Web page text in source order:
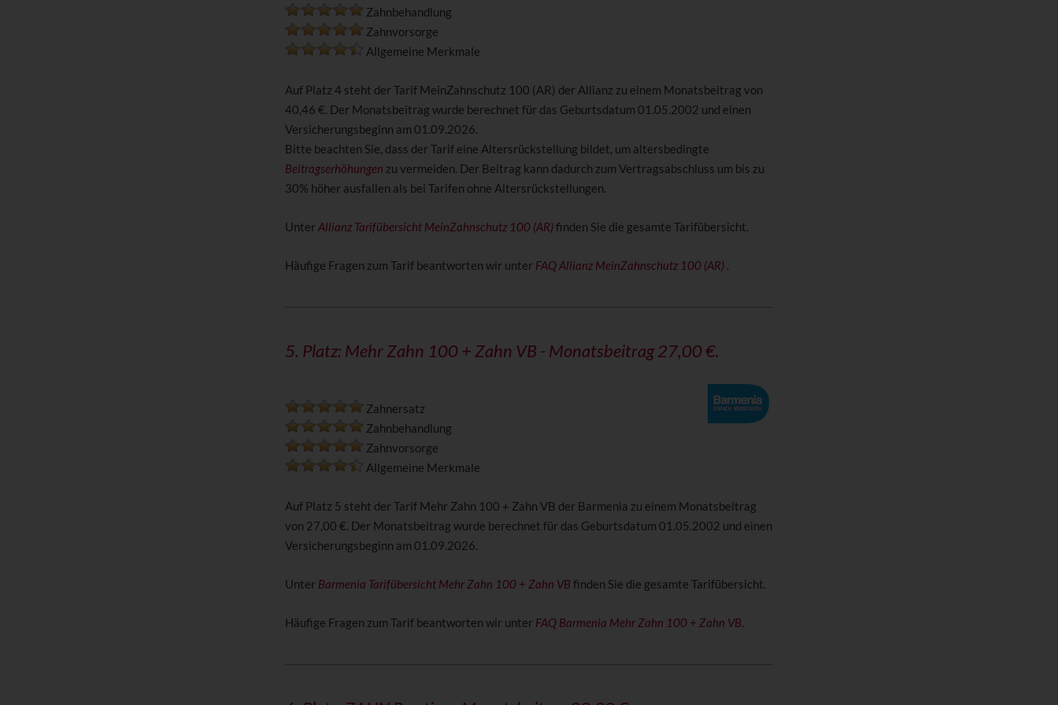
Zahnbehandlung
Zahnvorsorge
Allgemeine Merkmale
Auf Platz 4 steht der Tarif MeinZahnschutz 100 (AR) der Allianz zu einem Monatsbeitrag von
40,46 €. Der Monatsbeitrag wurde berechnet für das Geburtsdatum 01.05.2002 und einen
Versicherungsbeginn am 01.09.2026.
Bitte beachten Sie, dass der Tarif eine Altersrückstellung bildet, um altersbedingte
Beitragserhöhungen zu vermeiden. Der Beitrag kann dadurch zum Vertragsabschluss um bis zu
30% höher ausfallen als bei Tarifen ohne Altersrückstellungen.
UnterAllianz Tarifübersicht MeinZahnschutz 100 (AR)finden Sie die gesamte Tarifübersicht.
Häufige Fragen zum Tarif beantworten wir unter FAQ Allianz MeinZahnschutz 100 (AR) .
5. Platz: Mehr Zahn 100 + Zahn VB - Monatsbeitrag 27,00 €.
Zahnersatz
Zahnbehandlung
Zahnvorsorge
Allgemeine Merkmale
Auf Platz 5 steht der Tarif Mehr Zahn 100 + Zahn VB der Barmenia zu einem Monatsbeitrag
von 27,00 €. Der Monatsbeitrag wurde berechnet für das Geburtsdatum 01.05.2002 und einen
Versicherungsbeginn am 01.09.2026.
Unter Barmenia Tarifübersicht Mehr Zahn 100 + Zahn VB finden Sie die gesamte Tarifübersicht.
Häufige Fragen zum Tarif beantworten wir unter FAQ Barmenia Mehr Zahn 100 + Zahn VB.